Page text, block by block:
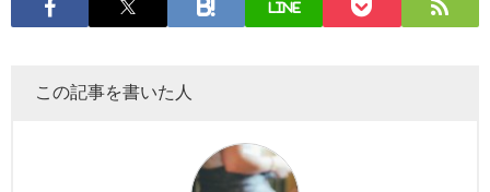
LINE
この記事を書いた人